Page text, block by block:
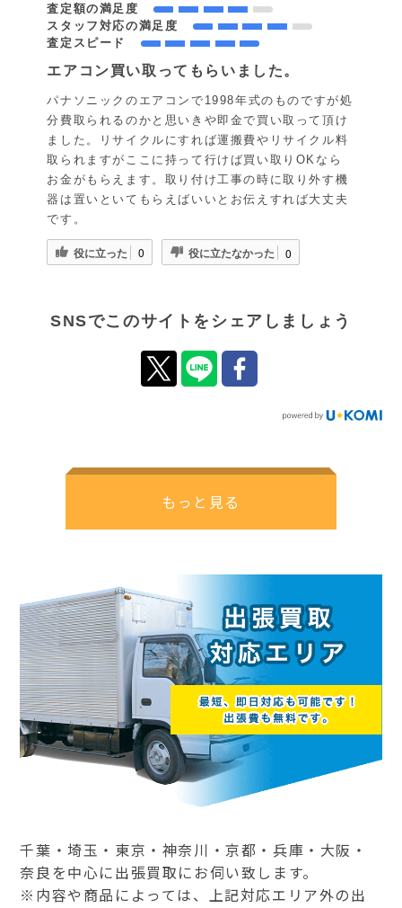
査定額の満足度
スタッフ対応の満足度
査定スピード
エアコン買い取ってもらいました。
パナソニックのエアコンで1998年式のものですが処
分費取られるのかと思いきや即金で買い取って頂け
ました。リサイクルにすれば運搬費やリサイクル料
取られますがここに持って行けば買い取りOKなら
お金がもらえます。取り付け工事の時に取り外す機
器は置いといてもらえばいいとお伝えすれば大丈夫
です。
役に立った 0 役に立たなかった 0
SNSでこのサイトをシェアしましょう
もっと見る
千葉・埼玉・東京・神奈川・京都・兵庫・大阪・
奈良を中心に出張買取にお伺い致します。
※内容や商品によっては、上記対応エリア外の出